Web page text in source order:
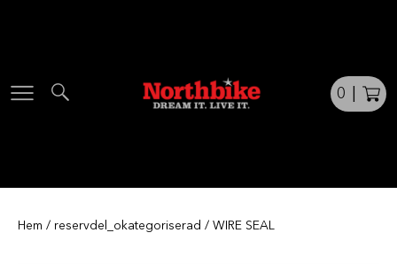
0
Hem / reservdel_okategoriserad / WIRE SEAL